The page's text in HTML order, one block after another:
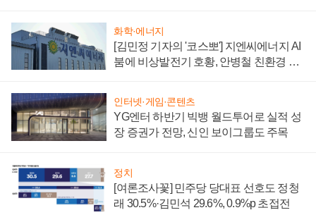
화학·에너지
[김민정 기자의 '코스뽀'] 지엔씨에너지 AI
붐에 비상발전기 호황, 안병철 친환경 에
인터넷·게임·콘텐츠
YG엔터 하반기 빅뱅 월드투어로 실적 성
장 증권가 전망, 신인 보이그룹도 주목
정치
[여론조사꽃] 민주당 당대표 선호도 정청
래 30.5%·김민석 29.6%, 0.9%p 초접전